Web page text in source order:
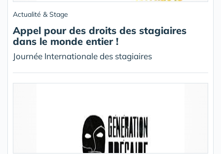
Actualité & Stage
Appel pour des droits des stagiaires
dans le monde entier !
Journée Internationale des stagiaires